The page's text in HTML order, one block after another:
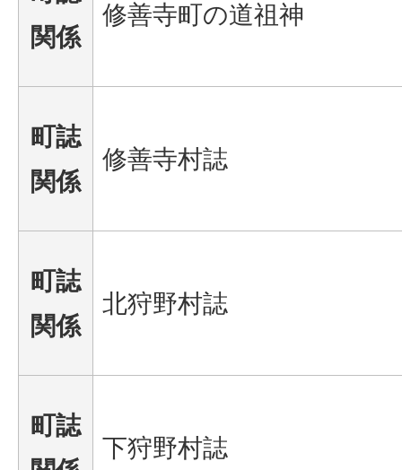
関係
修善寺町の道祖神
町誌
関係
修善寺村誌
町誌
関係
北狩野村誌
町誌
下狩野村誌